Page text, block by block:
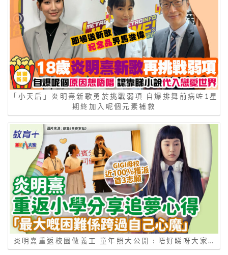
「小天后」炎明熹新歌勇於挑戰弱項 自爆排舞前病咗1星
期終加入呢個元素補救
炎明熹重返校園做義工 童年照大公開 : 唔好睇呀大家…